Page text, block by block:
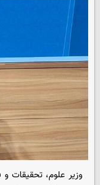
وزیر علوم، تحقیقات و